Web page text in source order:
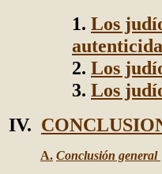
1. Los
2. Los
3. Los
IV.
A. Conclusión general